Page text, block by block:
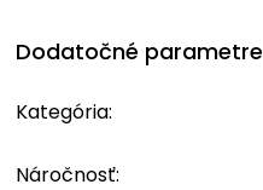
Dodatočné parametre
Kategória:
Náročnosť: